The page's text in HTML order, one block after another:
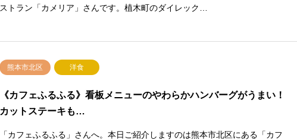
ストラン「カメリア」さんです。植木町のダイレック…
熊本市北区 洋食
《カフェふるふる》看板メニューのやわらかハンバーグがうまい！
カットステーキも…
「カフェふるふる」さんへ。本日ご紹介しますのは熊本市北区にある「カフ